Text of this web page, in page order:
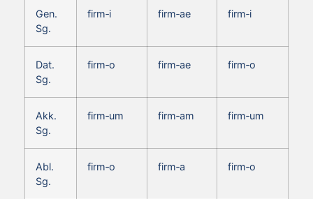
Gen.
Sg.
firm‑i firm‑ae firm‑i
Dat.
Sg.
firm‑o firm‑ae firm‑o
Akk.
Sg.
firm‑um firm‑am firm‑um
Abl.
Sg.
firm‑o firm‑a firm‑o